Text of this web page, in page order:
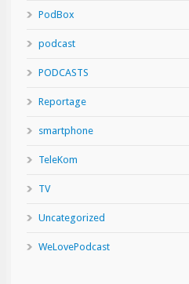
PodBox
podcast
PODCASTS
Reportage
smartphone
TeleKom
TV
Uncategorized
WeLovePodcast